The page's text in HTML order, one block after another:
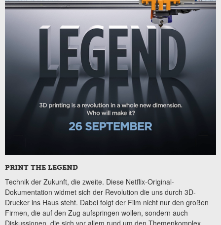
PRINT THE LEGEND
Technik der Zukunft, die zweite. Diese Netflix-Original-
Dokumentation widmet sich der Revolution die uns durch 3D-
Drucker ins Haus steht. Dabei folgt der Film nicht nur den großen
Firmen, die auf den Zug aufspringen wollen, sondern auch
Diskussionen, die sich vor allem rund um den Themenkomplex